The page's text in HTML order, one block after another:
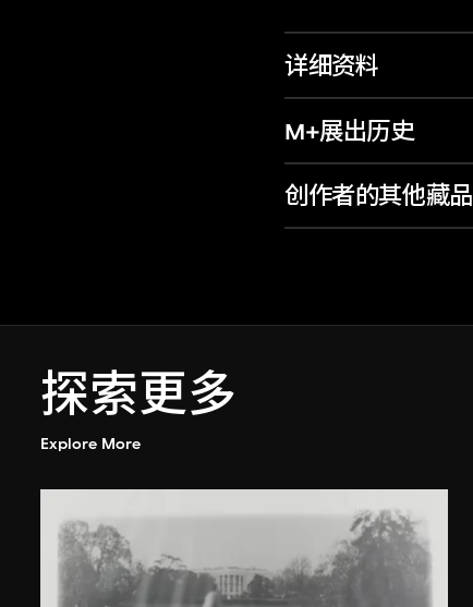
详细资料
M+展出历史
创作者的其他藏品
探索更多
Explore More